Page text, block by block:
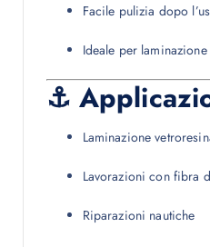
Facile pulizia dopo
Ideale per
⚓
Laminazione
Lavorazioni con fibra
Riparazioni nautiche